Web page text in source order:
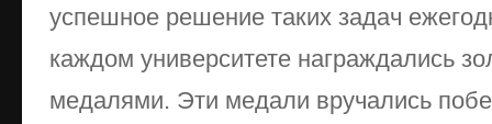
успешное решение таких задач
каждом университете награждались
медалями. Эти медали вручались